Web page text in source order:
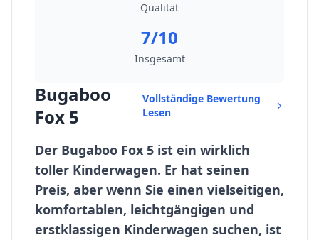
Qualität
7/10
Insgesamt
Bugaboo
Fox 5
Vollständige Bewertung
Lesen
Der Bugaboo Fox 5 ist ein wirklich
toller Kinderwagen. Er hat seinen
Preis, aber wenn Sie einen vielseitigen,
komfortablen, leichtgängigen und
erstklassigen Kinderwagen suchen, ist